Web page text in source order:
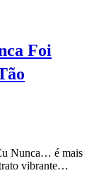
Foi
Nunca… é mais
vibrante…